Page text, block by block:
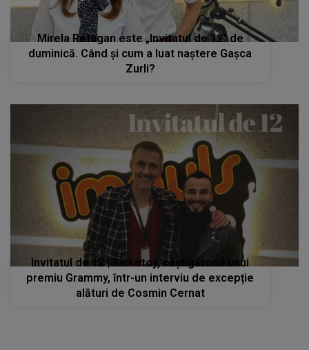
Mirela Retagan este „Invitatul de 12” de
duminică. Când și cum a luat naștere Gașca
Zurli?
Invitatul de 12 | Sickotoy, câștigătorul unui
premiu Grammy, într-un interviu de excepție
alături de Cosmin Cernat